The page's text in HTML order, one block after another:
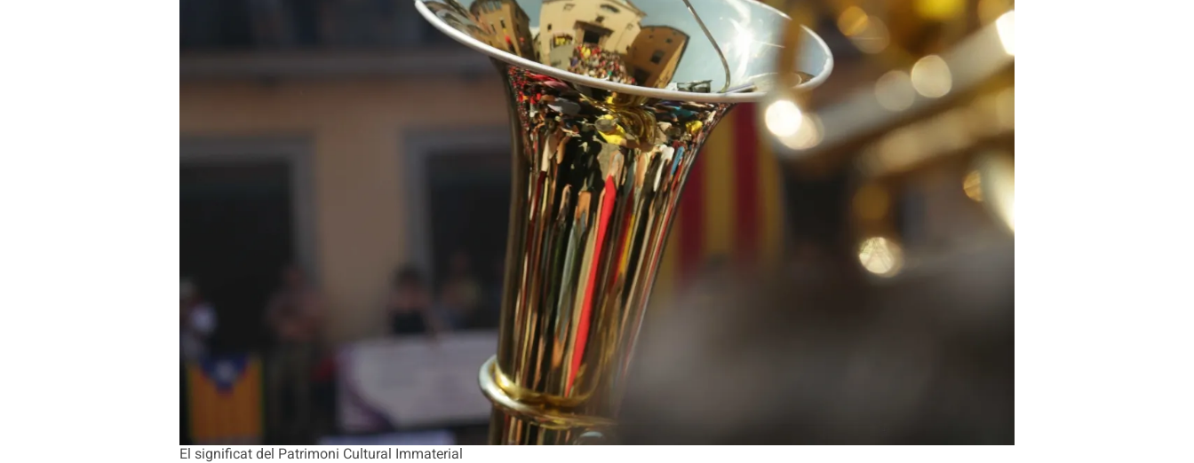
El significat del Patrimoni Cultural Immaterial